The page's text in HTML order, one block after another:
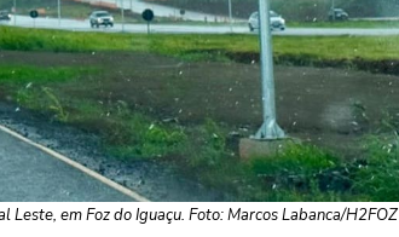
Leste, em Foz do Iguaçu. Foto: Marcos Labanca/H2FOZ